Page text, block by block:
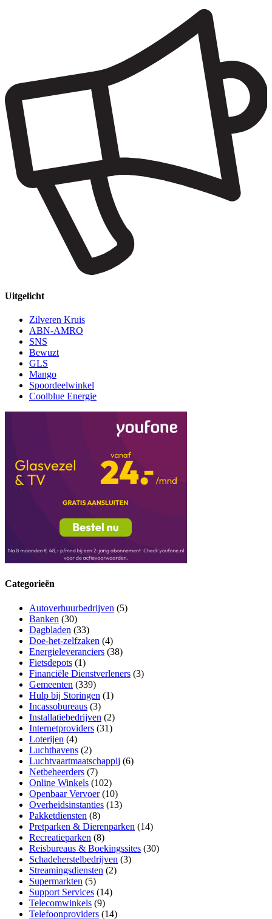
Uitgelicht
Zilveren Kruis
ABN-AMRO
SNS
Bewuzt
GLS
Mango
Spoordeelwinkel
Coolblue Energie
Categorieën
Autoverhuurbedrijven (5)
Banken (30)
Dagbladen (33)
Doe-het-zelfzaken (4)
Energieleveranciers (38)
Fietsdepots (1)
Financiële Dienstverleners (3)
Gemeenten (339)
Hulp bij Storingen (1)
Incassobureaus (3)
Installatiebedrijven (2)
Internetproviders (31)
Loterijen (4)
Luchthavens (2)
Luchtvaartmaatschappij (6)
Netbeheerders (7)
Online Winkels (102)
Openbaar Vervoer(10)
Overheidsinstanties (13)
Pakketdiensten (8)
Pretparken & Dierenparken (14)
Recreatieparken (8)
Reisbureaus & Boekingssites (30)
Schadeherstelbedrijven (3)
Streamingsdiensten (2)
Supermarkten (5)
Support Services (14)
Telecomwinkels (9)
Telefoonproviders (14)